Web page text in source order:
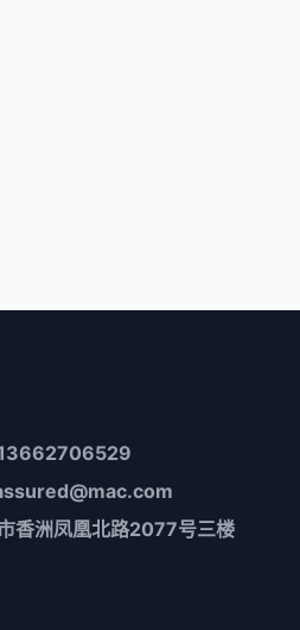
香洲凤凰北路2077号三楼